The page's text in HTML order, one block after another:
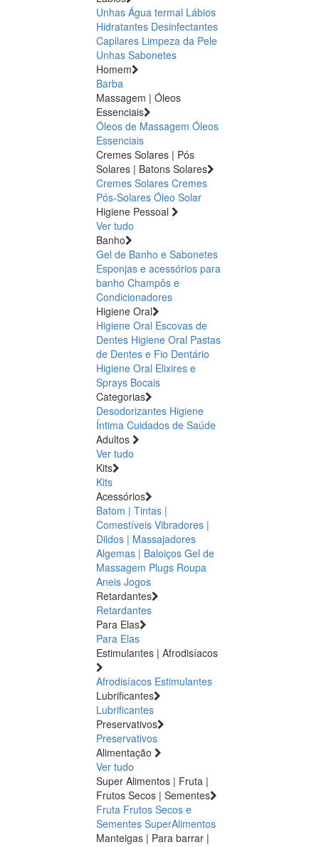
Unhas Água termal Lábios
Hidratantes Desinfectantes
Capilares Limpeza da Pele
Unhas Sabonetes
Homem
Barba
Massagem | Óleos
Essenciais
Óleos de Massagem Óleos
Essenciais
Cremes Solares | Pós
Solares | Batons Solares
Cremes Solares Cremes
Pós-Solares Óleo Solar
Higiene Pessoal
Ver tudo
Banho
Gel de Banho e Sabonetes
Esponjas e acessórios para
banho Champôs e
Condicionadores
Higiene Oral
Higiene Oral Escovas de
Dentes Higiene Oral Pastas
de Dentes e Fio Dentário
Higiene Oral Elixires e
Sprays Bocais
Categorias
Desodorizantes Higiene
Íntima Cuidados de Saúde
Adultos
Ver tudo
Kits
Kits
Acessórios
Batom | Tintas |
Comestíveis Vibradores |
Dildos | Massajadores
Algemas | Baloiços Gel de
Massagem Plugs Roupa
Aneis Jogos
Retardantes
Retardantes
Para Elas
Para Elas
Estimulantes | Afrodisíacos
Afrodisíacos Estimulantes
Lubrificantes
Lubrificantes
Preservativos
Preservativos
Alimentação
Ver tudo
Super Alimentos | Fruta |
Frutos Secos | Sementes
Fruta Frutos Secos e
Sementes SuperAlimentos
Manteigas | Para barrar |